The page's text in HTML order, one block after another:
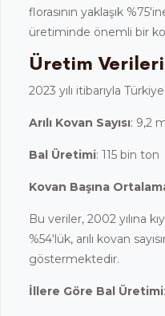
florasının yaklaşık
üretiminde önemli bir
Üretim Verileri
2023 yılı itibarıyla
Arılı Kovan Sayısı: 9,2
Bal Üretimi: 115 bin ton
Kovan Başına
Bu veriler, 2002 yılına
%54'lük, arılı kovan
göstermektedir.
İllere Göre Bal Üretimi: